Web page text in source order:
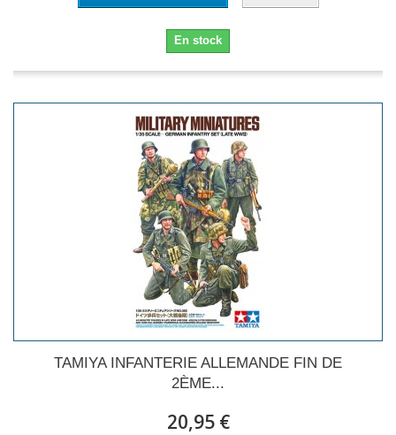
En stock
TAMIYA INFANTERIE ALLEMANDE FIN DE
2ÈME...
20,95 €